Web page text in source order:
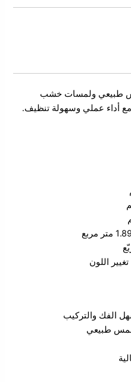
طبيعي ولمسات خشب
مع أداء عملي وسهولة تنظيف.
متر مربع
الفك والتركيب
طبيعي